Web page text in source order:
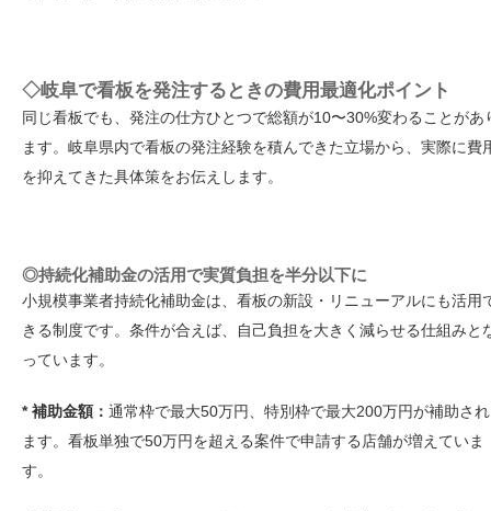
◇岐阜で看板を発注するときの費用最適化ポイント
同じ看板でも、発注の仕方ひとつで総額が10〜30%変わることがあ
ます。岐阜県内で看板の発注経験を積んできた立場から、実際に費
を抑えてきた具体策をお伝えします。
◎持続化補助金の活用で実質負担を半分以下に
小規模事業者持続化補助金は、看板の新設・リニューアルにも活用
きる制度です。条件が合えば、自己負担を大きく減らせる仕組みと
っています。
* 補助金額： 通常枠で最大50万円、特別枠で最大200万円が補助され
ます。看板単独で50万円を超える案件で申請する店舗が増えていま
す。